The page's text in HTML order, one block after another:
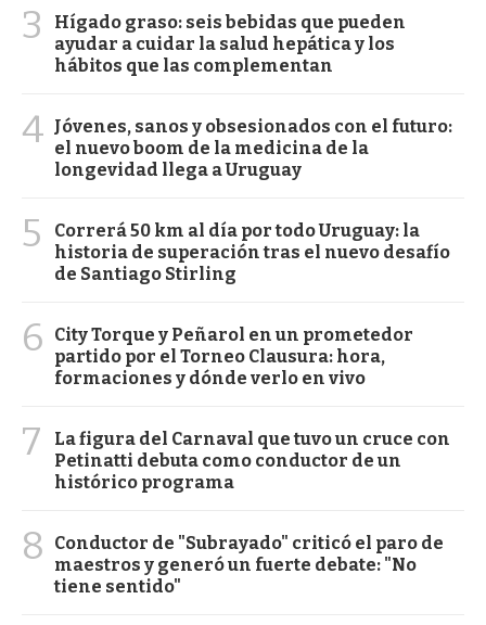
3
Hígado graso: seis bebidas que pueden
ayudar a cuidar la salud hepática y los
hábitos que las complementan
4 Jóvenes, sanos y obsesionados con el futuro:
el nuevo boom de la medicina de la
longevidad llega a Uruguay
5
Correrá 50 km al día por todo Uruguay: la
historia de superación tras el nuevo desafío
de Santiago Stirling
6
City Torque y Peñarol en un prometedor
partido por el Torneo Clausura: hora,
formaciones y dónde verlo en vivo
7
La figura del Carnaval que tuvo un cruce con
Petinatti debuta como conductor de un
histórico programa
8
Conductor de "Subrayado" criticó el paro de
maestros y generó un fuerte debate: "No
tiene sentido"